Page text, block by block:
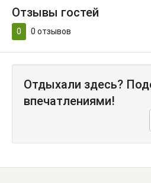
Отзывы гостей
0 0 отзывов
Отдыхали здесь?
впечатлениями!